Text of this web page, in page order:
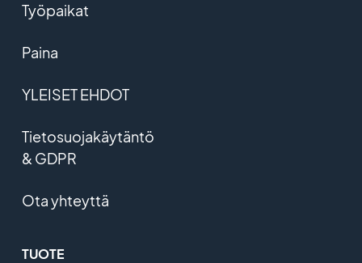
Työpaikat
Paina
YLEISET EHDOT
Tietosuojakäytäntö
& GDPR
Ota yhteyttä
TUOTE